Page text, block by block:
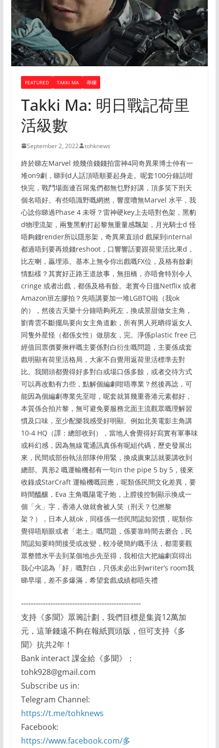
FEATURED TAKKI MA 專欄
Takki Ma: 明日戰記荷里
活級數
September 2, 2022 tohknews
終於睇左Marvel 燒幾倍錢錢拍雷神4同奇異果博士仲有一
堆on9劇，睇到d人話頂唔順要起身走。呢套100分鐘話咁
快完，戰鬥場面連百屌鬼們都無乜野好講，頂多笑下刑天
個名唔好。有些唔識野嘅網撚，響度嘈無Marvel 水平，我
心諗你睇過Phase 4 未呀？雷神硬key上去唔對色架，黑豹
d物理流架，兩隻黑豹打起黎無重量感飄架，月光騎士d 怪
唔夠錢render所以隱形架，奇異果直頭d 戲屎到internal
都過唔到要再燒錢reshoot，口響響話要跟荷里活比果d，
比左喇，贏埋添。基本上無令你出戲嘅FX位，及格有餘劇
情點樣？其實好正路王道故事，無扭橋，亦唔會特別令人
cringe 或者出戲，都係及格有餘。老實今日搵Netflix 或者
Amazon班左膠拍？先唔講要加一堆LGBTQ啦（我ok
的），然後古天樂十分鐘唔夠死左，換成景甜做女主角，
劉青雲不斷擺烏要向女主角道歉，所有男人死晒得返女人
同隻外星怪（都係女性）做朋友，完。淨係plastic free 已
經值回票價要揪秤嘅主要係對白衍生嘅問題，主要係成套
戲明顯有荷里活格局，大家不自覺用返荷里活標準去對
比。我開頭都覺得好多對白或場口係多餘，或者交待方式
可以再改動有力些，點解個編劇咁唔專業？然後再諗，可
能因為個編劇專業先至咁，呢套就算幾重香港元素都好，
本質係合拍片黎，無可避免要服務北面主流觀眾嘅理解習
慣及口味，至少配樂我感受好明顯。例如北美電影主角講
10-4 HQ（譯：總部收到），當地人會覺得好寫實有軍事味
或科幻感，因為無線電通訊真係有呢組代碼，歷史發展出
來，民間或部份執法部隊仲用緊，換成廣東話就要講收到
總部。異形2 嘅運輸機都有一句in the pipe 5 by 5，後來
收錄成StarCraft 運輸機嘅回應，呢類係民間文化差異，要
時間醞釀，Eva 主角嘅陽電子炮，上膛後控制顯示換成一
個「火」字，香港人做就會被人笑（刑天？乜撚黎
架？），日本人就ok，同樣係一些民間認知習慣，呢類你
覺得唔順眼或者「老土」嘅問題，係要靠時間去磨合，民
間認知要時間接受或改變，較冷硬簡約嘅手法，都需要觀
眾整體水平去到某個地步先至得，我相信大把編劇寫得出
我心中認為「好」嘅對白，只係未必出到writer’s room我
睇早場，差不多爆滿，希望套戲成績都唔失禮
-------------------------------------------------
支持《多聞》眾籌計劃，我們目標是集資12萬加
元，這筆錢遠不夠在報紙買頭版，但可支持《多
聞》抗共2年！
Bank interact 課金給《多聞》：
tohk928@gmail.com
Subscribe us in:
Telegram Channel:
https://t.me/tohknews
Facebook:
https://www.facebook.com/多